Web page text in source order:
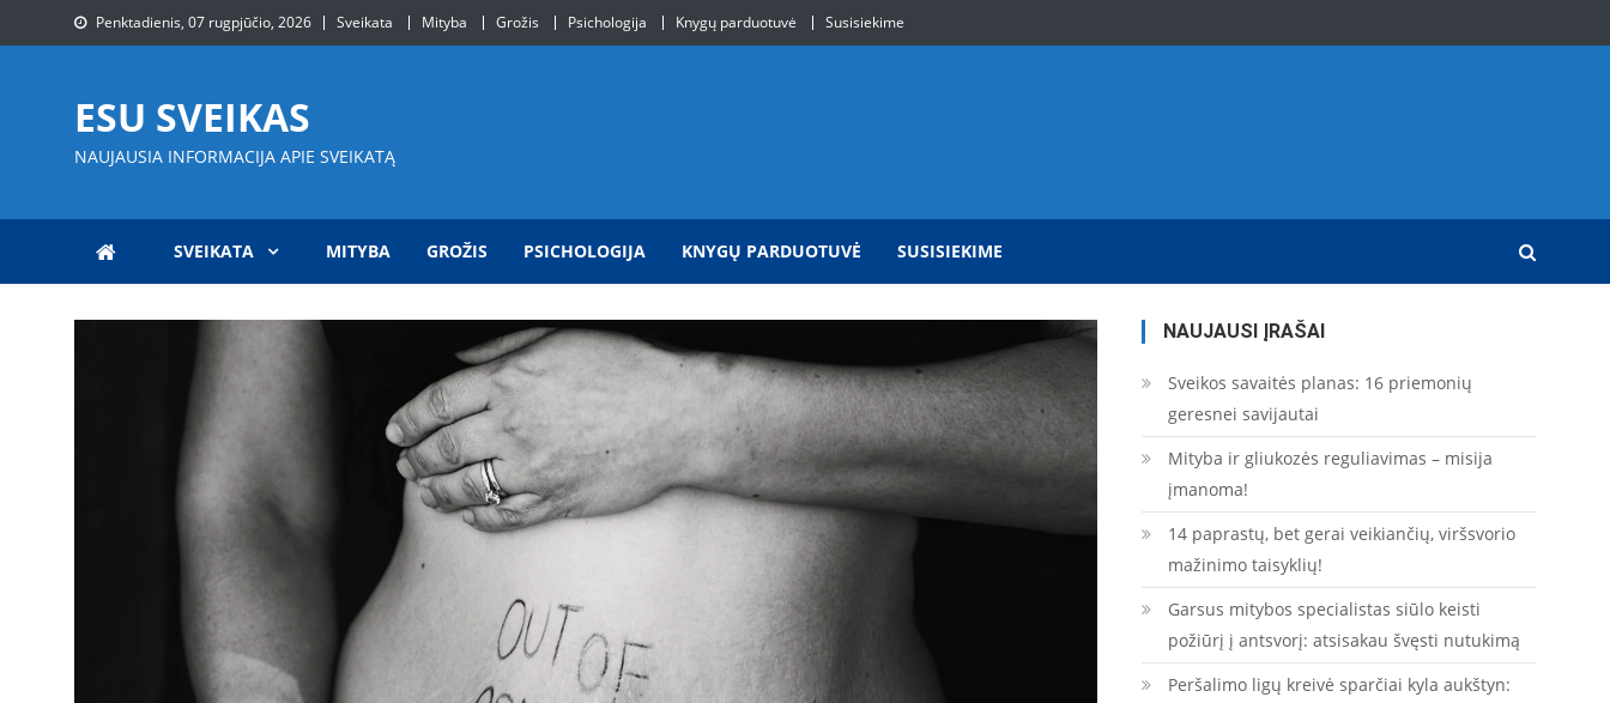
to
Penktadienis, 07 rugpjūčio, 2026 Sveikata Mityba Grožis Psichologija Knygų parduotuvė Susisiekime
ESU SVEIKAS
NAUJAUSIA INFORMACIJA APIE SVEIKATĄ
SVEIKATA MITYBA GROŽIS PSICHOLOGIJA KNYGŲ PARDUOTUVĖ SUSISIEKIME
NAUJAUSI ĮRAŠAI
Sveikos savaitės planas: 16 priemonių
geresnei savijautai
Mityba ir gliukozės reguliavimas – misija
įmanoma!
14 paprastų, bet gerai veikiančių, viršsvorio
mažinimo taisyklių!
Garsus mitybos specialistas siūlo keisti
požiūrį į antsvorį: atsisakau švęsti nutukimą
Peršalimo ligų kreivė sparčiai kyla aukštyn: